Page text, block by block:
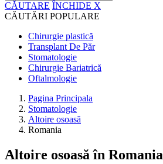
CĂUTARE ÎNCHIDE X
CĂUTĂRI POPULARE
Chirurgie plastică
Transplant De Păr
Stomatologie
Chirurgie Bariatrică
Oftalmologie
Pagina Principala
Stomatologie
Altoire osoasă
Romania
Altoire osoasăîn Romania